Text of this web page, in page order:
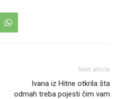
Next article
Ivana iz Hitne otkrila šta
odmah treba pojesti čim vam